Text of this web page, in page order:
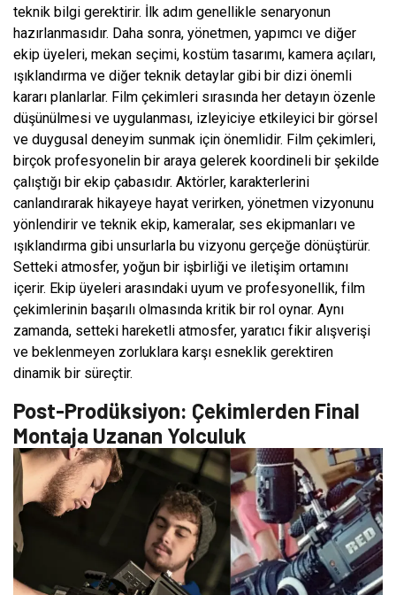
teknik bilgi gerektirir. İlk adım genellikle senaryonun
hazırlanmasıdır. Daha sonra, yönetmen, yapımcı ve diğer
ekip üyeleri, mekan seçimi, kostüm tasarımı, kamera açıları,
ışıklandırma ve diğer teknik detaylar gibi bir dizi önemli
kararı planlarlar. Film çekimleri sırasında her detayın özenle
düşünülmesi ve uygulanması, izleyiciye etkileyici bir görsel
ve duygusal deneyim sunmak için önemlidir. Film çekimleri,
birçok profesyonelin bir araya gelerek koordineli bir şekilde
çalıştığı bir ekip çabasıdır. Aktörler, karakterlerini
canlandırarak hikayeye hayat verirken, yönetmen vizyonunu
yönlendirir ve teknik ekip, kameralar, ses ekipmanları ve
ışıklandırma gibi unsurlarla bu vizyonu gerçeğe dönüştürür.
Setteki atmosfer, yoğun bir işbirliği ve iletişim ortamını
içerir. Ekip üyeleri arasındaki uyum ve profesyonellik, film
çekimlerinin başarılı olmasında kritik bir rol oynar. Aynı
zamanda, setteki hareketli atmosfer, yaratıcı fikir alışverişi
ve beklenmeyen zorluklara karşı esneklik gerektiren
dinamik bir süreçtir.
Post-Prodüksiyon: Çekimlerden Final
Montaja Uzanan Yolculuk